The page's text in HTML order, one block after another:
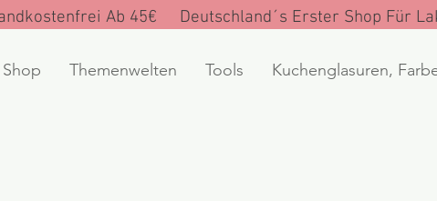
Ab 45€ Deutschland´s Erster Shop Für
Shop Themenwelten Tools Kuchenglasuren,